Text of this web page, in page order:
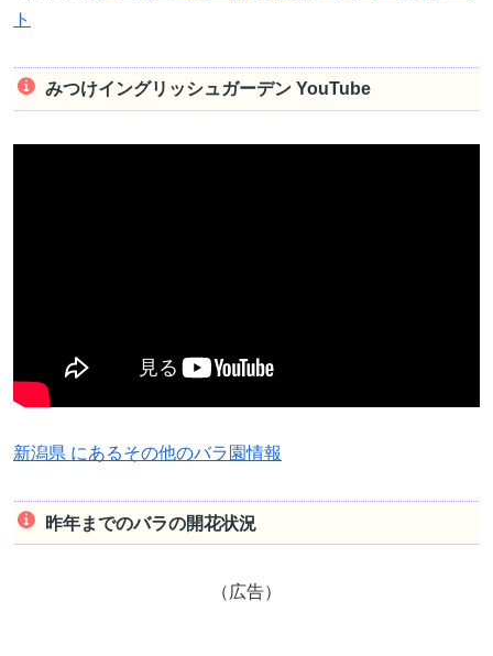
ト
みつけイングリッシュガーデン YouTube
新潟県 にあるその他のバラ園情報
昨年までのバラの開花状況
（広告）